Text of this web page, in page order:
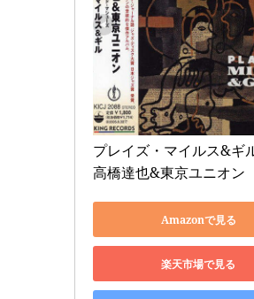
プレイズ・マイルス&ギ
高橋達也&東京ユニオン
Amazonで見る
楽天市場で見る